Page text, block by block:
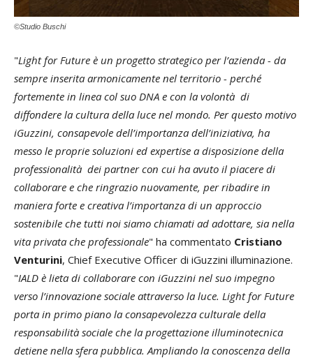
©Studio Buschi
"Light for Future è un progetto strategico per l’azienda - da
sempre inserita armonicamente nel territorio - perché
fortemente in linea col suo DNA e con la volontà di
diffondere la cultura della luce nel mondo. Per questo motivo
iGuzzini, consapevole dell’importanza dell’iniziativa, ha
messo le proprie soluzioni ed expertise a disposizione della
professionalità dei partner con cui ha avuto il piacere di
collaborare e che ringrazio nuovamente, per ribadire in
maniera forte e creativa l’importanza di un approccio
sostenibile che tutti noi siamo chiamati ad adottare, sia nella
vita privata che professionale" ha commentato Cristiano
Venturini, Chief Executive Officer di iGuzzini illuminazione.
"IALD è lieta di collaborare con iGuzzini nel suo impegno
verso l’innovazione sociale attraverso la luce. Light for Future
porta in primo piano la consapevolezza culturale della
responsabilità sociale che la progettazione illuminotecnica
detiene nella sfera pubblica. Ampliando la conoscenza della